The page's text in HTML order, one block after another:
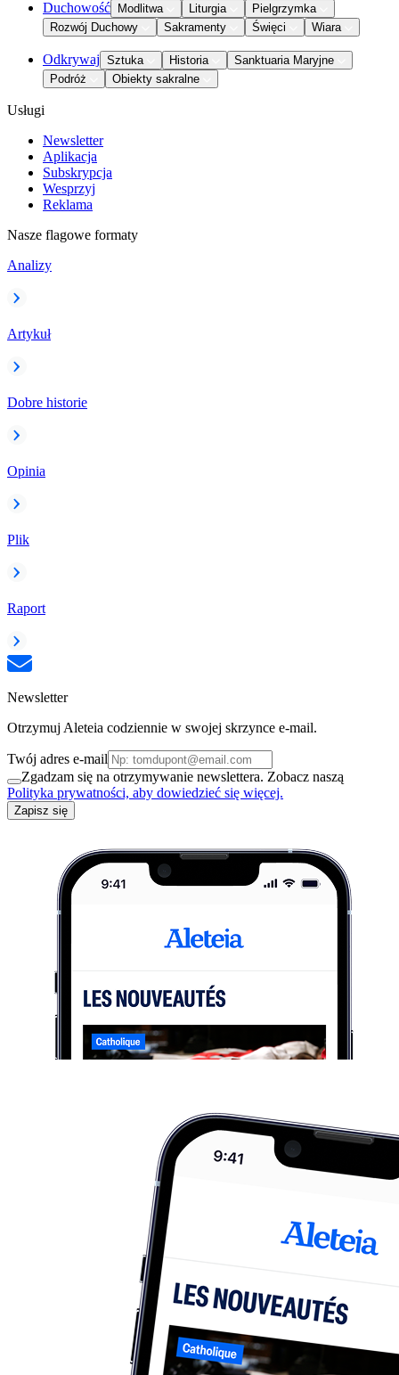
Duchowość Modlitwa Liturgia
Pielgrzymka
Rozwój Duchowy
Sakramenty Święci Wiara
Odkrywaj Sztuka Historia
Sanktuaria Maryjne
Podróż
Obiekty sakralne
Usługi
Newsletter
Aplikacja
Subskrypcja
Wesprzyj
Reklama
Nasze flagowe formaty
Analizy
Artykuł
Dobre historie
Opinia
Plik
Raport
Newsletter
Otrzymuj Aleteia codziennie w swojej skrzynce e-mail.
Twój adres e-mail
Zgadzam się na otrzymywanie newslettera. Zobacz naszą
Polityka prywatności, aby dowiedzieć się więcej.
Zapisz się